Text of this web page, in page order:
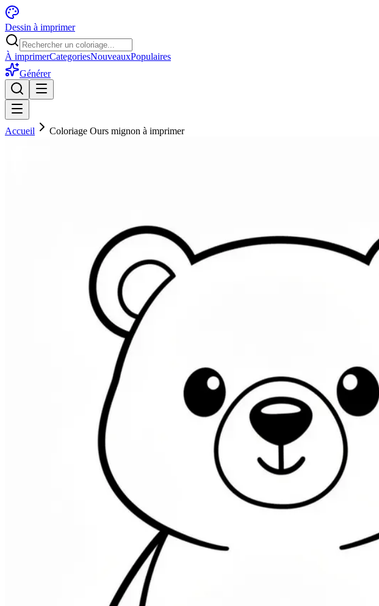
Dessin à imprimer
À imprimerCategoriesNouveauxPopulaires
Générer
Accueil Coloriage Ours mignon à imprimer